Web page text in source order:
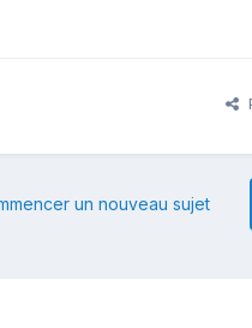
un nouveau sujet